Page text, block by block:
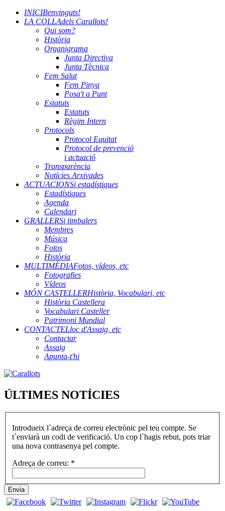
INICIBenvinguts!
LA COLLAdels Carallots!
Qui som?
Història
Organigrama
Junta Directiva
Junta Tècnica
Fem Salut
Fem Pinya
Posa't a Punt
Estatuts
Estatuts
Règim Intern
Protocols
Protocol Equitat
Protocol de prevenció
i actuació
Transparència
Notícies Arxivades
ACTUACIONSi estadístiques
Estadístiques
Agenda
Calendari
GRALLERSi timbalers
Membres
Música
Fotos
Història
MULTIMÈDIAFotos, vídeos, etc
Fotografies
Vídeos
MÓN CASTELLERHistòria, Vocabulari, etc
Història Castellera
Vocabulari Casteller
Patrimoni Mundial
CONTACTELloc d'Assaig, etc
Contactar
Assaig
Apunta-t'hi
ÚLTIMES NOTÍCIES
Introdueix l`adreça de correu electrònic pel teu compte. Se
t`enviarà un codi de verificació. Un cop l`hagis rebut, pots triar
una nova contrasenya pel compte.
Adreça de correu: *
Envia